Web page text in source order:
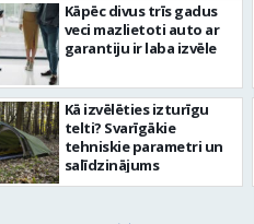
Kāpēc divus trīs gadus
veci mazlietoti auto ar
garantiju ir laba izvēle
Kā izvēlēties izturīgu
telti? Svarīgākie
tehniskie parametri un
salīdzinājums